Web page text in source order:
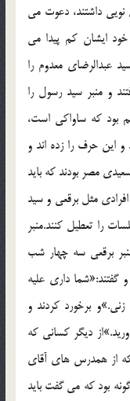
داشتند، دعوت مي
ايشان کم پيدا مي
عبدالرضاي معدوم را
و منبر سيد رسول را
بود که ساواکي است،
و اين حرف را زده اند و
مصر بودند که بايد
مثل برقعي و سيد
را تعطيل کنند.منبر
برقعي سه چهار شب
گفتند:«شما داري عليه
برخورد کردند و
ديگر کساني که
از همدرس هاي آقاي
بود که مي گفت بايد